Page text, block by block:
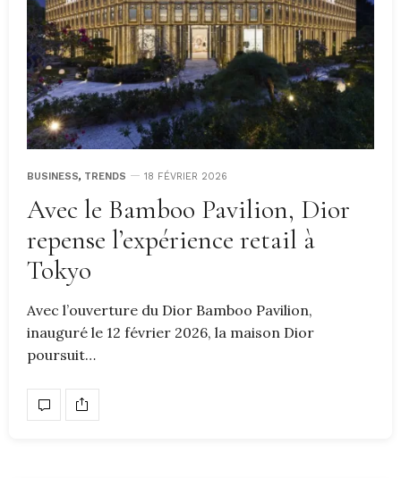
BUSINESS, TRENDS 18 FÉVRIER 2026
Avec le Bamboo Pavilion, Dior
repense l’expérience retail à
Tokyo
Avec l’ouverture du Dior Bamboo Pavilion,
inauguré le 12 février 2026, la maison Dior
poursuit…